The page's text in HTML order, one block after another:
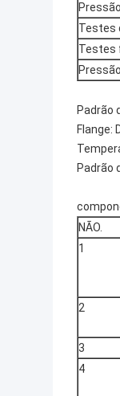
Testes
Testes
Padrão
Flange:
Padrão
NÃO.
1
2
3
4